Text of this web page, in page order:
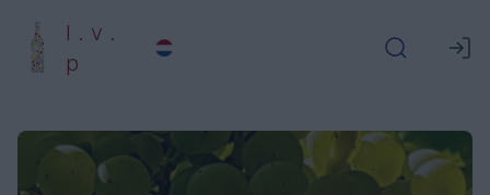
l . v .
p